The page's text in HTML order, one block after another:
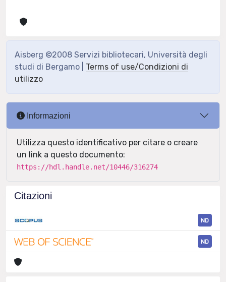
Aisberg ©2008 Servizi bibliotecari, Università degli
studi di Bergamo | Terms of use/Condizioni di
utilizzo
Informazioni
Utilizza questo identificativo per citare o creare
un link a questo documento:
https://hdl.handle.net/10446/316274
Citazioni
ND
ND